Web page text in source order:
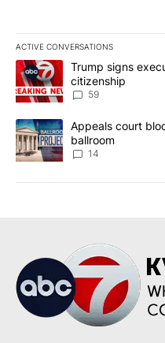
ACTIVE CONVERSATIONS
The following is a list of the
A trending article titled
Trump signs
citizenship
59
A trending article titled
Appeals court
ballroom
14